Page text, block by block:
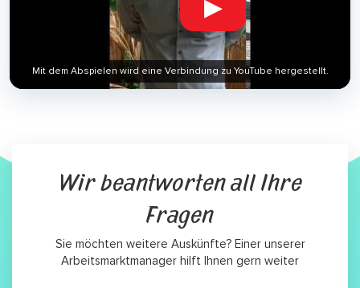
▶
Mit dem Abspielen wird eine Verbindung zu YouTube hergestellt.
Wir beantworten all Ihre
Fragen
Sie möchten weitere Auskünfte? Einer unserer
Arbeitsmarktmanager hilft Ihnen gern weiter